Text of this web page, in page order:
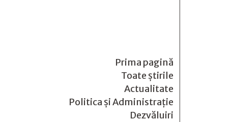
Prima pagină
Toate știrile
Actualitate
Politica și Administrație
Dezvăluiri